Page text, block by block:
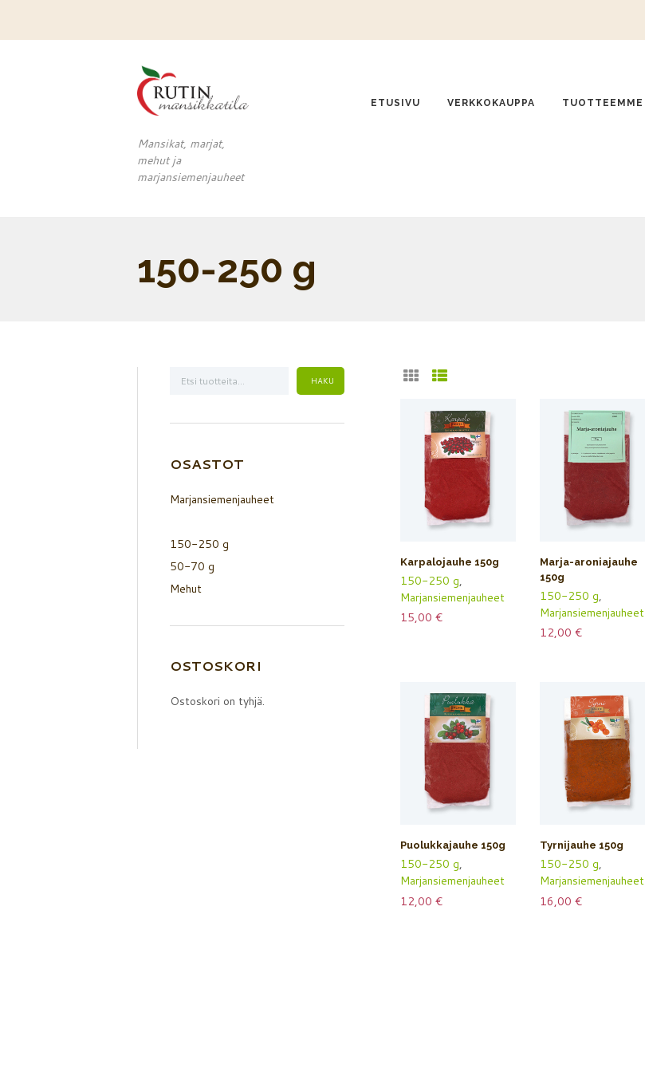
Mansikat, marjat,
mehut ja
marjansiemenjauheet
ETUSIVU VERKKOKAUPPA TUOTTEEMME
150-250 g
Karpalojauhe 150g
150-250 g,
Marjansiemenjauheet
15,00 €
Marja-aroniajauhe
150g
150-250 g,
Marjansiemenjauheet
12,00 €
Puolukkajauhe 150g
150-250 g,
Marjansiemenjauheet
12,00 €
Tyrnijauhe 150g
150-250 g,
Marjansiemenjauheet
16,00 €
OSASTOT
Marjansiemenjauheet
150-250 g
50-70 g
Mehut
OSTOSKORI
Ostoskori on tyhjä.